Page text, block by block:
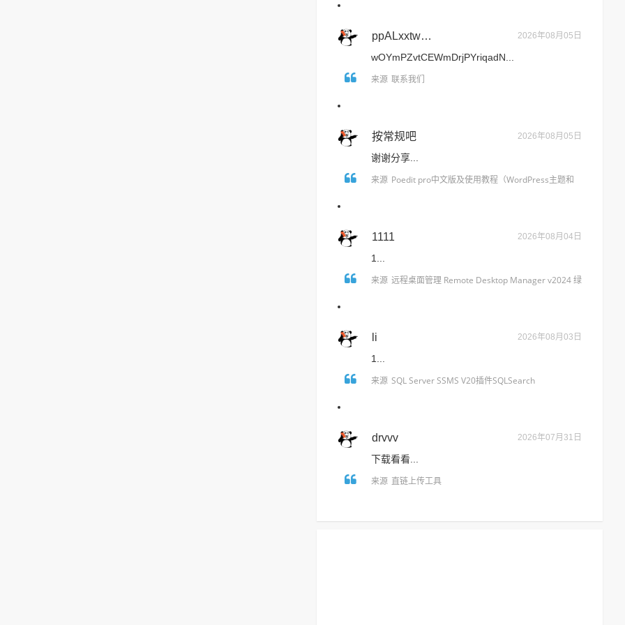
ppALxxtwdYMnPXEAyTSkirT 2026年08月05日
wOYmPZvtCEWmDrjPYriqadN...
来源 联系我们
按常规吧 2026年08月05日
谢谢分享...
来源 Poedit pro中文版及使用教程（WordPress主题和
1111 2026年08月04日
1...
来源 远程桌面管理 Remote Desktop Manager v2024 绿
li 2026年08月03日
1...
来源 SQL Server SSMS V20插件SQLSearch
drvvv 2026年07月31日
下载看看...
来源 直链上传工具